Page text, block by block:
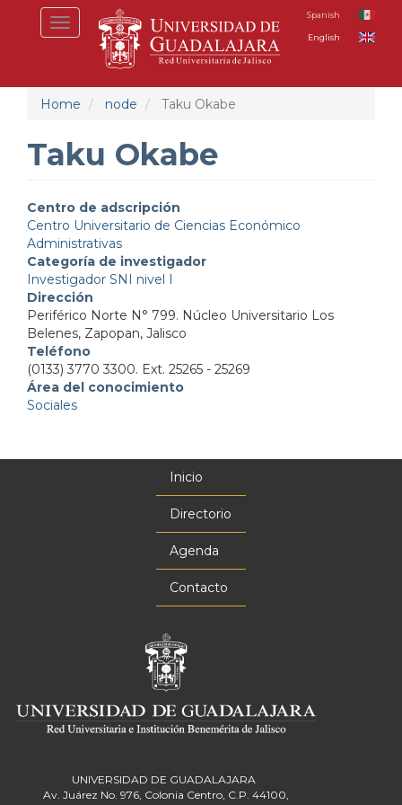
Toggle
navigation
Spanish
English
Home node Taku Okabe
Taku Okabe
Centro de adscripción
Centro Universitario de Ciencias Económico
Administrativas
Categoría de investigador
Investigador SNI nivel I
Dirección
Periférico Norte N° 799. Núcleo Universitario Los
Belenes, Zapopan, Jalisco
Teléfono
(0133) 3770 3300. Ext. 25265 - 25269
Área del conocimiento
Sociales
Inicio
Directorio
Agenda
Contacto
UNIVERSIDAD DE GUADALAJARA
Av. Juárez No. 976, Colonia Centro, C.P. 44100,